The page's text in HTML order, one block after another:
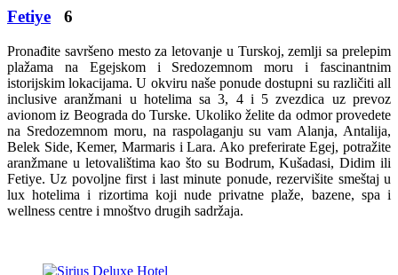
Fetiye
6
Pronađite savršeno mesto za letovanje u Turskoj, zemlji sa prelepim
plažama na Egejskom i Sredozemnom moru i fascinantnim
istorijskim lokacijama. U okviru naše ponude dostupni su različiti all
inclusive aranžmani u hotelima sa 3, 4 i 5 zvezdica uz prevoz
avionom iz Beograda do Turske. Ukoliko želite da odmor provedete
na Sredozemnom moru, na raspolaganju su vam Alanja, Antalija,
Belek Side, Kemer, Marmaris i Lara. Ako preferirate Egej, potražite
aranžmane u letovalištima kao što su Bodrum, Kušadasi, Didim ili
Fetiye. Uz povoljne first i last minute ponude, rezervišite smeštaj u
lux hotelima i rizortima koji nude privatne plaže, bazene, spa i
wellness centre i mnoštvo drugih sadržaja.